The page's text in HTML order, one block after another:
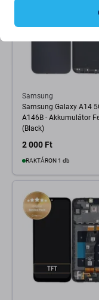
Samsung
Samsung Galaxy A14
A146B - Akkumulátor
(Black)
2 000 Ft
RAKTÁRON 1 db